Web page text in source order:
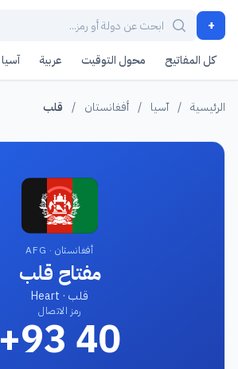
+
كل المفاتيح محول التوقيت عربية آسيا
الرئيسية / آسيا / أفغانستان / قلب
أفغانستان · AFG
مفتاح قلب
قلب · Heart
رمز الاتصال
+93 40